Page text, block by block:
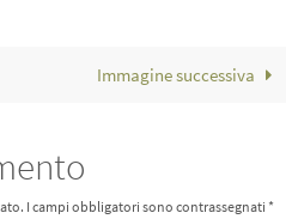
Immagine successiva
I campi obbligatori sono contrassegnati *